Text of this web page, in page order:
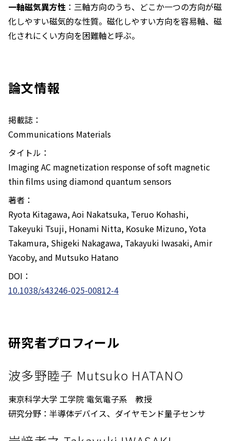
一軸磁気異方性 ：三軸方向のうち、どこか一つの方向が磁
化しやすい磁気的な性質。磁化しやすい方向を容易軸、磁
化されにくい方向を困難軸と呼ぶ。
論文情報
掲載誌：
Communications Materials
タイトル：
Imaging AC magnetization response of soft magnetic
thin films using diamond quantum sensors
著者：
Ryota Kitagawa, Aoi Nakatsuka, Teruo Kohashi,
Takeyuki Tsuji, Honami Nitta, Kosuke Mizuno, Yota
Takamura, Shigeki Nakagawa, Takayuki Iwasaki, Amir
Yacoby, and Mutsuko Hatano
DOI：
10.1038/s43246-025-00812-4
研究者プロフィール
波多野睦子 Mutsuko HATANO
東京科学大学 工学院 電気電子系 教授
研究分野：半導体デバイス、ダイヤモンド量子センサ